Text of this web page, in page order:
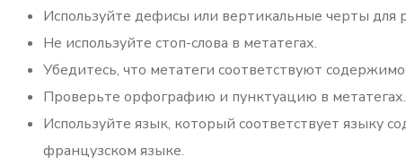
Используйте дефисы или вертикальные черты для
Не используйте стоп-слова в метатегах.
Убедитесь, что метатеги соответствуют
Проверьте орфографию и пунктуацию в метатегах.
Используйте язык, который соответствует языку
французском языке.